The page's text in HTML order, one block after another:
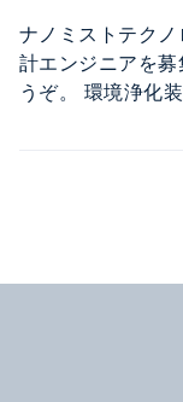
ナノミストテク
計エンジニアを
うぞ。 環境浄化